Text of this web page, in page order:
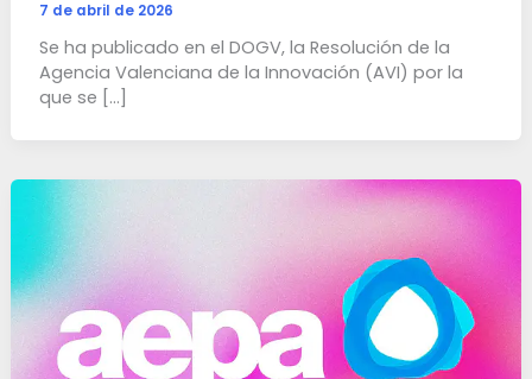
7 de abril de 2026
Se ha publicado en el DOGV, la Resolución de la
Agencia Valenciana de la Innovación (AVI) por la
que se […]